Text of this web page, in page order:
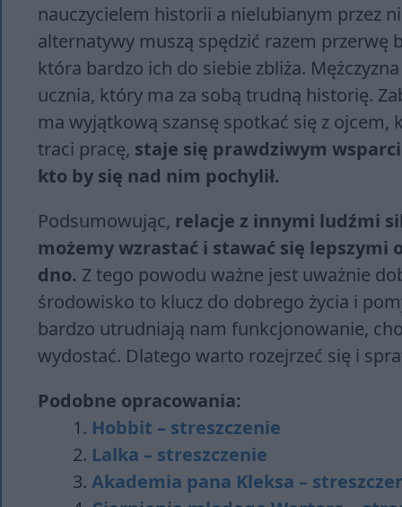
nauczycielem historii a nielubianym przez
alternatywy muszą spędzić razem przerwę
która bardzo ich do siebie zbliża.
ucznia, który ma za sobą trudną historię.
ma wyjątkową szansę spotkać się z ojcem,
traci pracę, staje się prawdziwym
kto by się nad nim pochylił.
Podsumowując, relacje z innymi ludźmi
możemy wzrastać i stawać się lepszymi
dno. Z tego powodu ważne jest uważnie
środowisko to klucz do dobrego życia i
bardzo utrudniają nam funkcjonowanie,
wydostać. Dlatego warto rozejrzeć się i
Podobne opracowania:
Hobbit – streszczenie
Lalka – streszczenie
Akademia pana Kleksa –